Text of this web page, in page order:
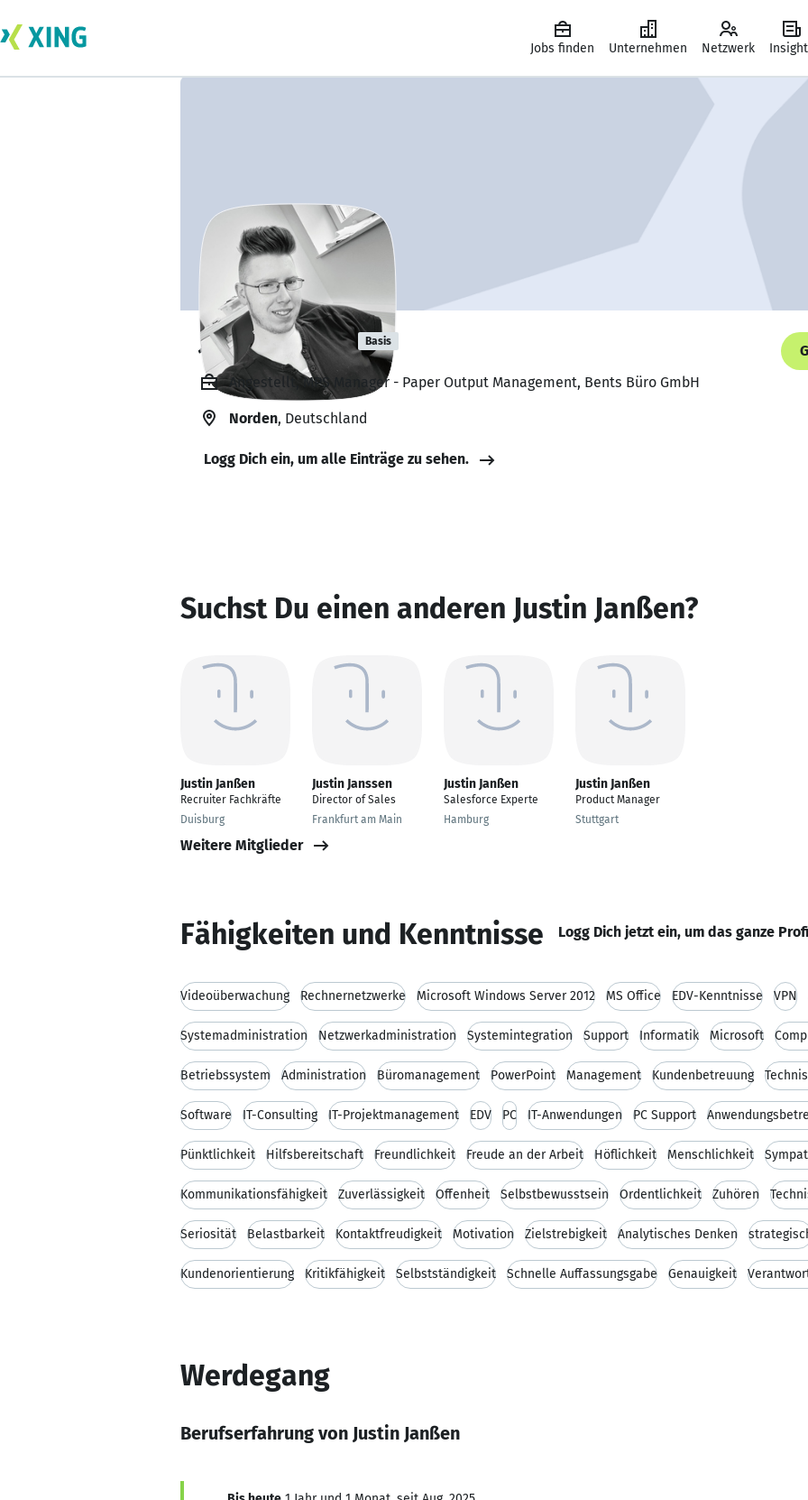
Jobs finden Unternehmen Netzwerk
Justin Janßen Basis
Angestellt, MPS Manager - Paper Output Management, Bents Büro GmbH
Norden, Deutschland
Logg Dich ein, um alle Einträge zu sehen.
Suchst Du einen anderen Justin Janßen?
Justin Janßen
Recruiter Fachkräfte
Duisburg
Justin Janssen
Director of Sales
Frankfurt am Main
Justin Janßen
Salesforce Experte
Hamburg
Justin Janßen
Product Manager
Stuttgart
Weitere Mitglieder
Fähigkeiten und Kenntnisse Logg Dich jetzt ein, um das ganze
Videoüberwachung Rechnernetzwerke Microsoft Windows Server 2012 MS Office EDV-Kenntnisse VPN
Systemadministration Netzwerkadministration Systemintegration Support Informatik Microsoft
Betriebssystem Administration Büromanagement PowerPoint Management Kundenbetreuung
Software IT-Consulting IT-Projektmanagement EDV PC IT-Anwendungen PC Support
Pünktlichkeit Hilfsbereitschaft Freundlichkeit Freude an der Arbeit Höflichkeit Menschlichkeit
Kommunikationsfähigkeit Zuverlässigkeit Offenheit Selbstbewusstsein Ordentlichkeit Zuhören
Seriosität Belastbarkeit Kontaktfreudigkeit Motivation Zielstrebigkeit Analytisches Denken
Kundenorientierung Kritikfähigkeit Selbstständigkeit Schnelle Auffassungsgabe Genauigkeit
Werdegang
Berufserfahrung von Justin Janßen